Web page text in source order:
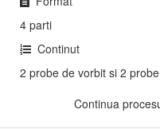
4 parti
Continut
2 probe de vorbit si 2
Continua